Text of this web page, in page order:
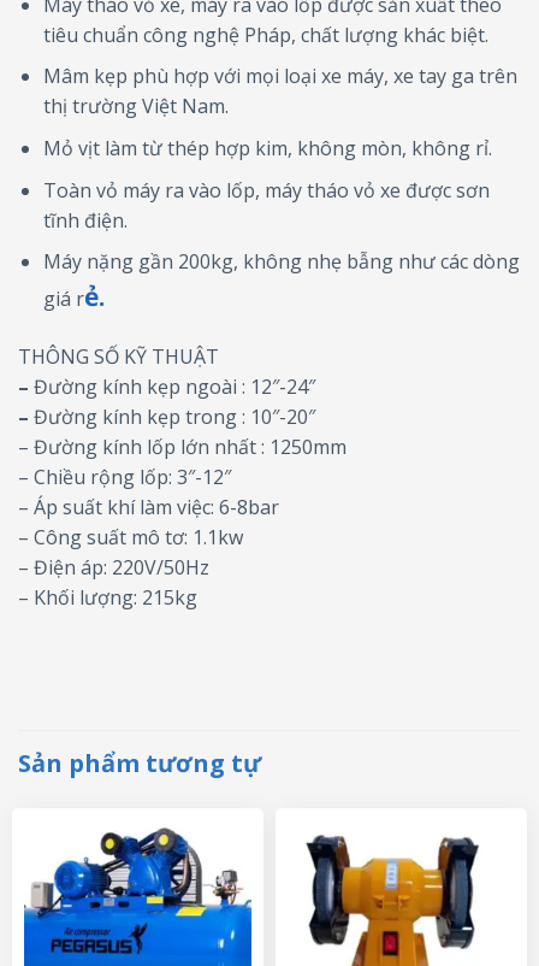
tiêu chuẩn công nghệ Pháp, chất lượng khác biệt.
Mâm kẹp phù hợp với mọi loại xe máy, xe tay ga trên
thị trường Việt Nam.
Mỏ vịt làm từ thép hợp kim, không mòn, không rỉ.
Toàn vỏ máy ra vào lốp, máy tháo vỏ xe được sơn
tĩnh điện.
Máy nặng gần 200kg, không nhẹ bẫng như các dòng
giá rẻ.
THÔNG SỐ KỸ THUẬT
– Đường kính kẹp ngoài : 12″-24″
– Đường kính kẹp trong : 10″-20″
– Đường kính lốp lớn nhất : 1250mm
– Chiều rộng lốp: 3″-12″
– Áp suất khí làm việc: 6-8bar
– Công suất mô tơ: 1.1kw
– Điện áp: 220V/50Hz
– Khối lượng: 215kg
Sản phẩm tương tự